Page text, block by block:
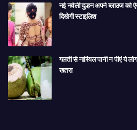
नई नवेली दुल्हन अपने ब्लाउज को
दिखेगी स्टाइलिश
गलती से नारियल पानी न पीएं ये
खतरा